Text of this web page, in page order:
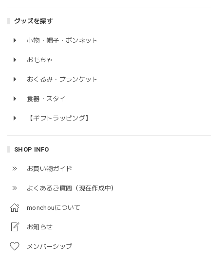
グッズを探す
小物・帽子・ボンネット
おもちゃ
おくるみ・ブランケット
食器・スタイ
【ギフトラッピング】
SHOP INFO
お買い物ガイド
よくあるご質問（現在作成中）
monchouについて
お知らせ
メンバーシップ